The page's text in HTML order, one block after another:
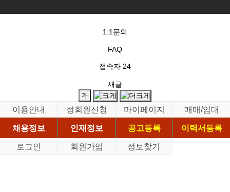
1:1문의
FAQ
접속자 24
새글
이용안내 정회원신청 마이페이지
매매/임대
채용정보
인재정보 공고등록
이력서등록
로그인
회원가입 정보찾기